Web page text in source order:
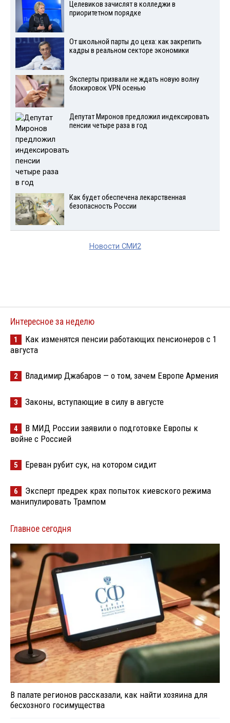
Целевиков зачислят в колледжи в
приоритетном порядке
От школьной парты до цеха: как закрепить
кадры в реальном секторе экономики
Эксперты призвали не ждать новую волну
блокировок VPN осенью
Депутат Миронов предложил индексировать
пенсии четыре раза в год
Как будет обеспечена лекарственная
безопасность России
Новости СМИ2
Интересное за неделю
1
Как изменятся пенсии работающих пенсионеров с 1
августа
2 Владимир Джабаров — о том, зачем Европе Армения
3 Законы, вступающие в силу в августе
4
В МИД России заявили о подготовке Европы к
войне с Россией
5 Ереван рубит сук, на котором сидит
6
Эксперт предрек крах попыток киевского режима
манипулировать Трампом
Главное сегодня
В палате регионов рассказали, как найти хозяина для
бесхозного госимущества